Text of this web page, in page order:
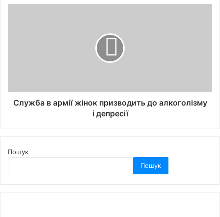
Служба в армії жінок призводить до алкоголізму
і депресії
Пошук
Пошук